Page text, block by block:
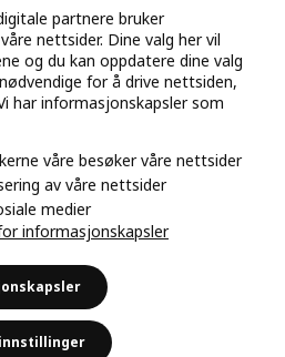
for personvern
Retningslinjer for ansvarlig avsløring
partnere bruker
nettsider. Dine valg her vil
og du kan oppdatere dine valg
for å drive nettsiden,
har informasjonskapsler som
våre besøker våre nettsider
av våre nettsider
medier
informasjonskapsler